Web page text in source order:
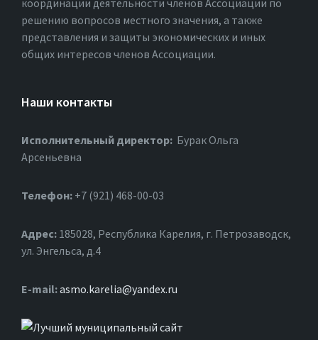
решению вопросов местного значения, а также
представления и защиты экономических и иных
общих интересов членов Ассоциации.
Наши контакты
Исполнительный директор: Бурак Ольга
Арсеньевна
Телефон: +7 (921) 468-00-03
Адрес: 185028, Республика Карелия, г. Петрозаводск,
ул. Энгельса, д.4
Е-mail:asmo.karelia@yandex.ru